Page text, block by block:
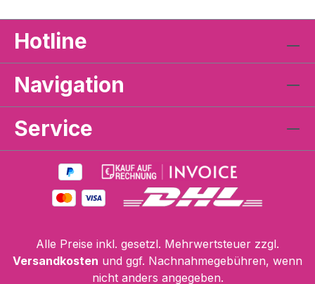
Hotline
Navigation
Service
Alle Preise inkl. gesetzl. Mehrwertsteuer zzgl.
Versandkosten und ggf. Nachnahmegebühren, wenn
nicht anders angegeben.